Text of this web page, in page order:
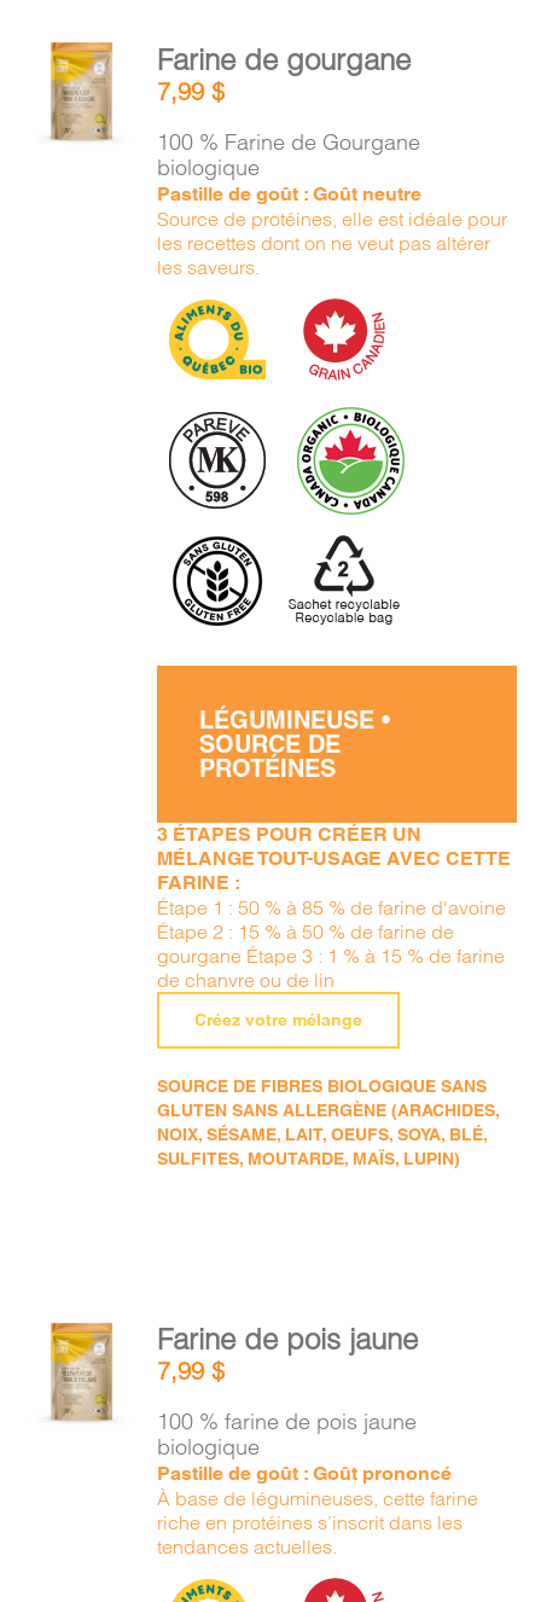
AJOUTER
AU
PANIER
Farine de gourgane
7,99$
100 % Farine de Gourgane
biologique
Pastille de goût : Goût neutre
Source de protéines, elle est idéale pour
les recettes dont on ne veut pas altérer
les saveurs.
LÉGUMINEUSE •
SOURCE DE
PROTÉINES
3 ÉTAPES POUR CRÉER UN
MÉLANGE TOUT-USAGE AVEC CETTE
FARINE :
Étape 1 : 50 % à 85 % de farine d'avoine
Étape 2 : 15 % à 50 % de farine de
gourgane Étape 3 : 1 % à 15 % de farine
de chanvre ou de lin
Créez votre mélange
SOURCE DE FIBRES BIOLOGIQUE SANS
GLUTEN SANS ALLERGÈNE (ARACHIDES,
NOIX, SÉSAME, LAIT, OEUFS, SOYA, BLÉ,
SULFITES, MOUTARDE, MAÏS, LUPIN)
AJOUTER
AU
PANIER
/
Farine de pois jaune
7,99$
100 % farine de pois jaune
biologique
Pastille de goût : Goût prononcé
À base de légumineuses, cette farine
riche en protéines s’inscrit dans les
tendances actuelles.